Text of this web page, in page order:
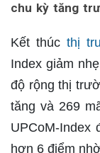
chu kỳ tăng
Kết thúcthị
Index giảm
độ rộng thị
tăng và 269
UPCoM-Index
hơn 6 điểm